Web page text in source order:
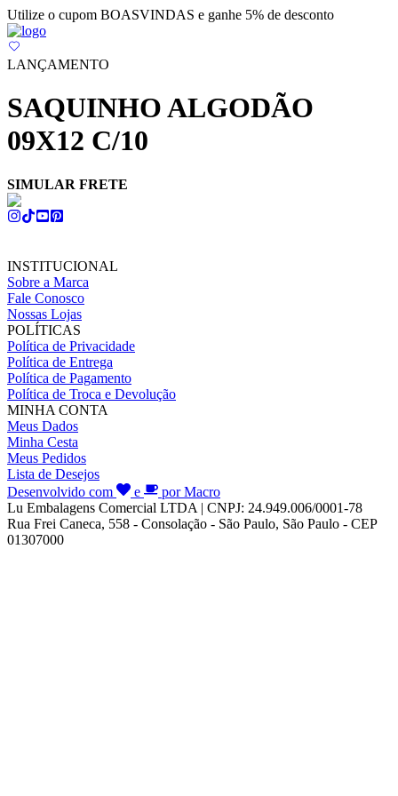
Utilize o cupom BOASVINDAS e ganhe 5% de desconto
LANÇAMENTO
SAQUINHO ALGODÃO
09X12 C/10
SIMULAR FRETE
INSTITUCIONAL
Sobre a Marca
Fale Conosco
Nossas Lojas
POLÍTICAS
Política de Privacidade
Política de Entrega
Política de Pagamento
Política de Troca e Devolução
MINHA CONTA
Meus Dados
Minha Cesta
Meus Pedidos
Lista de Desejos
Desenvolvido com
e
por Macro
Lu Embalagens Comercial LTDA | CNPJ: 24.949.006/0001-78
Rua Frei Caneca, 558 - Consolação - São Paulo, São Paulo - CEP
01307000